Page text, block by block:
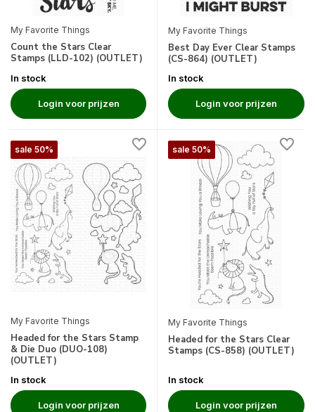
My Favorite Things
Count the Stars Clear
Stamps (LLD-102) (OUTLET)
In stock
Login voor prijzen
My Favorite Things
Best Day Ever Clear Stamps
(CS-864) (OUTLET)
In stock
Login voor prijzen
sale 50%
My Favorite Things
Headed for the Stars Stamp
& Die Duo (DUO-108)
(OUTLET)
In stock
Login voor prijzen
sale 50%
My Favorite Things
Headed for the Stars Clear
Stamps (CS-858) (OUTLET)
In stock
Login voor prijzen